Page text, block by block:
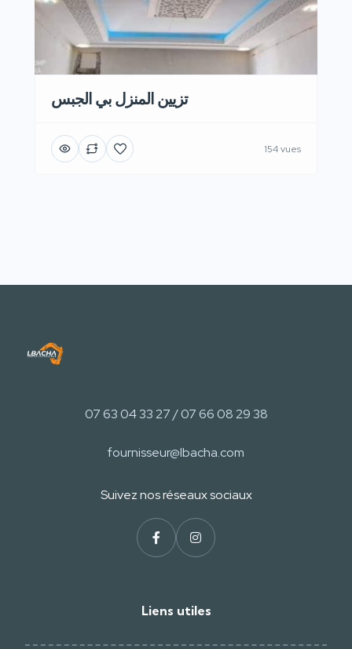
تزيين المنزل بي الجبس
154 vues
07 63 04 33 27 / 07 66 08 29 38
fournisseur@lbacha.com
Suivez nos réseaux sociaux
Liens utiles